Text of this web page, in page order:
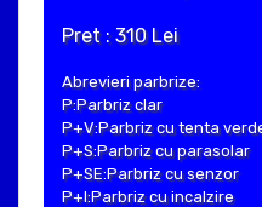
Pret : 310 Lei
Abrevieri parbrize:
P:Parbriz clar
P+V:Parbriz cu tenta
P+S:Parbriz cu parasolar
P+SE:Parbriz cu senzor
P+I:Parbriz cu incalzire